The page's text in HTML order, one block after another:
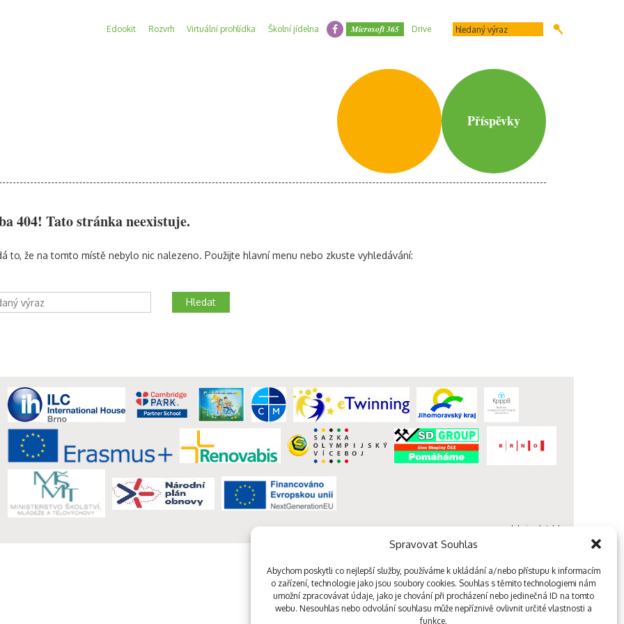
Spravovat Souhlas
Abychom poskytli co nejlepší služby, používáme k ukládání a/nebo přístupu k informacím
o zařízení, technologie jako jsou soubory cookies. Souhlas s těmito technologiemi nám
umožní zpracovávat údaje, jako je chování při procházení nebo jedinečná ID na tomto
webu. Nesouhlas nebo odvolání souhlasu může nepříznivě ovlivnit určité vlastnosti a
funkce.
Edookit Rozvrh Virtuální prohlídka Školní jídelna Microsoft 365 Drive
Příspěvky
404! Tato stránka neexistuje.
to, že na tomto místě nebylo nic nalezeno. Použijte hlavní menu nebo zkuste vyhledávání:
Hledat
webdesign kutululu